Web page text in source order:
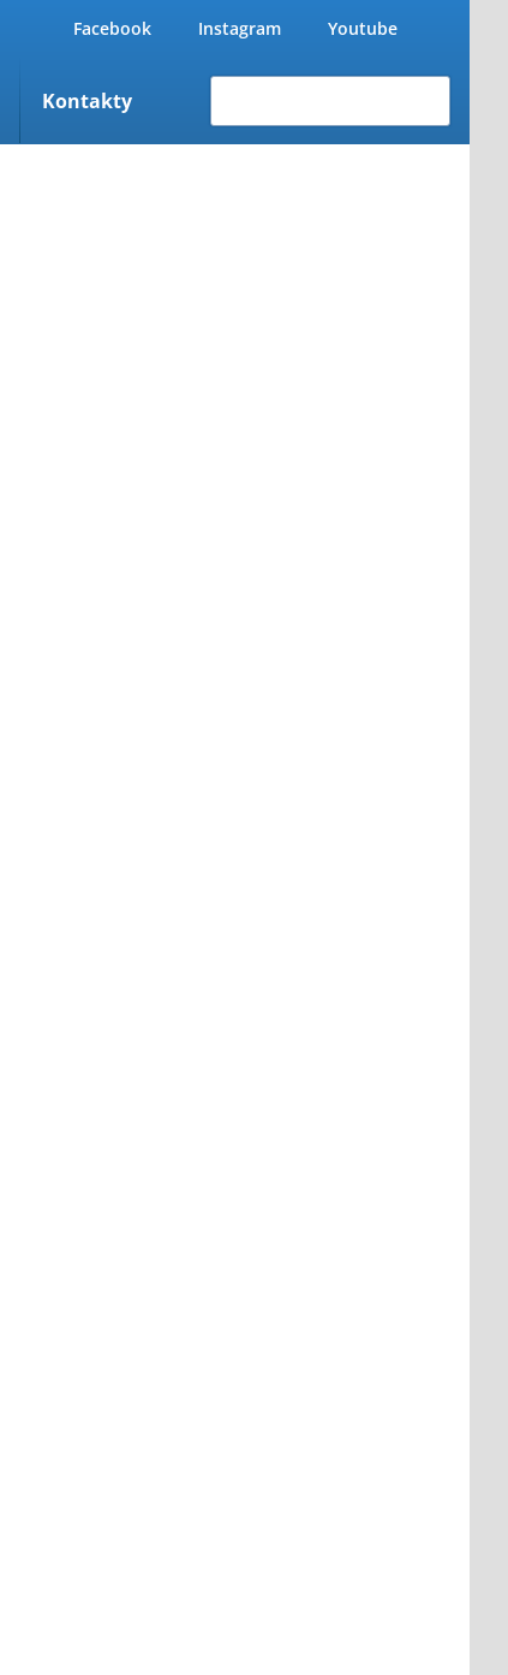
Facebook Instagram Youtube
Kontakty